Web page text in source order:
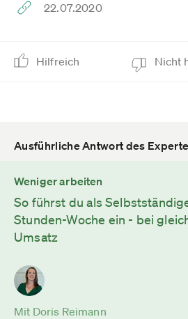
22.07.2020
Hilfreich Nicht
Ausführliche Antwort des
Weniger arbeiten
So führst du als
Stunden-Woche ein - bei
Umsatz
Mit Doris Reimann